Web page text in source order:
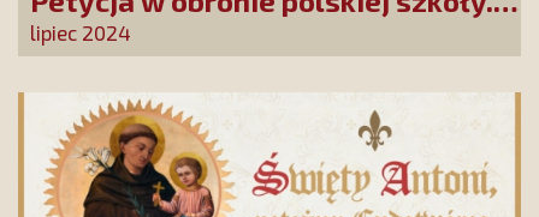
Zatrzymajmy upadek edukacji!
lipiec 2024